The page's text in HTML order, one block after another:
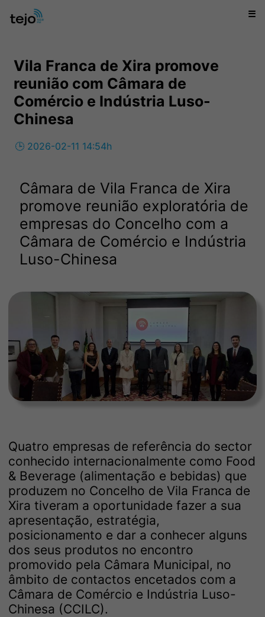
☰
Vila Franca de Xira promove
reunião com Câmara de
Comércio e Indústria Luso-
Chinesa
🕒 2026-02-11 14:54h
Câmara de Vila Franca de Xira
promove reunião exploratória de
empresas do Concelho com a
Câmara de Comércio e Indústria
Luso-Chinesa
Quatro empresas de referência do sector
conhecido internacionalmente como Food
& Beverage (alimentação e bebidas) que
produzem no Concelho de Vila Franca de
Xira tiveram a oportunidade fazer a sua
apresentação, estratégia,
posicionamento e dar a conhecer alguns
dos seus produtos no encontro
promovido pela Câmara Municipal, no
âmbito de contactos encetados com a
Câmara de Comércio e Indústria Luso-
Chinesa (CCILC).